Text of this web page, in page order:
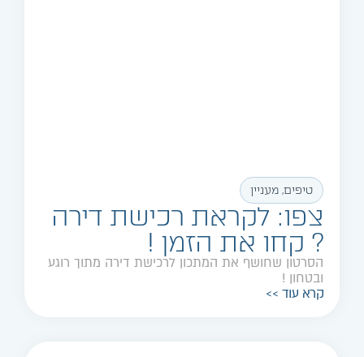
טיפים, מעניין
צפו: לקראת רכישת דירה
? קחו את הזמן !
הסרטון שחושף את המתכון לרכישת דירה מתוך רוגע
ובטחון !
קרא עוד >>